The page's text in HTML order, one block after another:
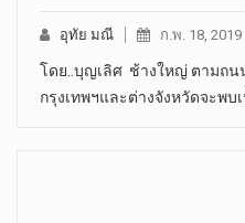
อุทัย มณี ก.พ. 18, 2019
โดย..บุญเลิศ ช้างใหญ่ ตามถน
กรุงเทพฯและต่างจังหวัดจะพบ